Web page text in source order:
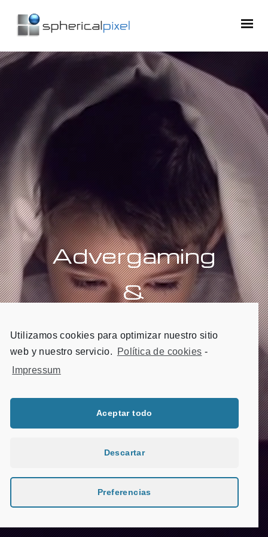
Advergaming
&
Serious Games
Utilizamos cookies para optimizar nuestro sitio
web y nuestro servicio.
Política de cookies -
Impressum
Aceptar todo
Descartar
Preferencias